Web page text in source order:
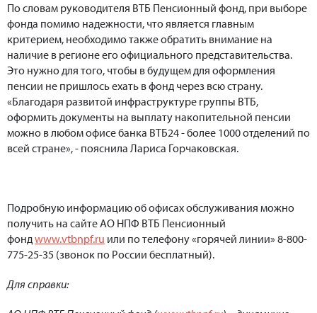
По словам руководителя ВТБ Пенсионный фонд, при выборе
фонда помимо надежности, что является главным
критерием, необходимо также обратить внимание на
наличие в регионе его официального представительства.
Это нужно для того, чтобы в будущем для оформления
пенсии не пришлось ехать в фонд через всю страну.
«Благодаря развитой инфраструктуре группы ВТБ,
оформить документы на выплату накопительной пенсии
можно в любом офисе банка ВТБ24 - более 1000 отделений по
всей стране», - пояснила Лариса Горчаковская.
Подробную информацию об офисах обслуживания можно
получить на сайте АО НПФ ВТБ Пенсионный
фондwww.vtbnpf.ru или по телефону «горячей линии» 8-800-
775-25-35 (звонок по России бесплатный).
Для справки: